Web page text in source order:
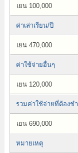
เยน 100,000
ค่าเล่าเรียน/ปี
เยน 470,000
ค่าใช้จ่ายอื่นๆ
เยน 120,000
รวมค่าใช้จ่ายที่ต้องช
เยน 690,000
หมายเหตุ